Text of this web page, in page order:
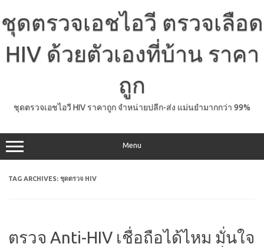
content
ชุดตรวจเอชไอวี ตรวจเลือด
HIV ด้วยตัวเองที่บ้าน ราคา
ถูก
ชุดตรวจเอชไอวี HIV ราคาถูก จำหน่ายปลีก-ส่ง แม่นยำมากกว่า 99%
Menu
TAG ARCHIVES: ชุดตรวจ HIV
ตรวจ Anti-HIV เชื่อถือได้ไหม มั่นใจ